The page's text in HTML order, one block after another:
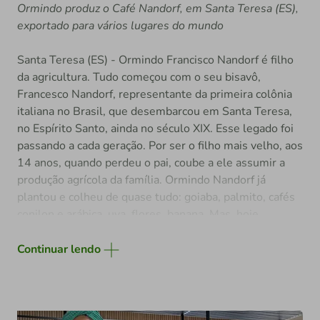
Ormindo produz o Café Nandorf, em Santa Teresa (ES),
exportado para vários lugares do mundo
Santa Teresa (ES) - Ormindo Francisco Nandorf é filho
da agricultura. Tudo começou com o seu bisavô,
Francesco Nandorf, representante da primeira colônia
italiana no Brasil, que desembarcou em Santa Teresa,
no Espírito Santo, ainda no século XIX. Esse legado foi
passando a cada geração. Por ser o filho mais velho, aos
14 anos, quando perdeu o pai, coube a ele assumir a
produção agrícola da família. Ormindo Nandorf já
plantou e colheu de quase tudo: goiaba, palmito, cafés
Continuar lendo